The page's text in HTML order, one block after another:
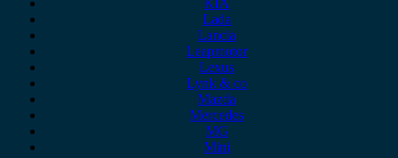
KIA
Lada
Lancia
Leapmotor
Lexus
Lynk & co
Mazda
Mercedes
MG
Mini